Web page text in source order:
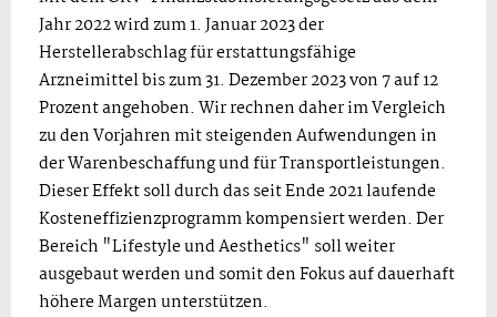
Jahr 2022 wird zum 1. Januar 2023 der
Herstellerabschlag für erstattungsfähige
Arzneimittel bis zum 31. Dezember 2023 von 7 auf 12
Prozent angehoben. Wir rechnen daher im Vergleich
zu den Vorjahren mit steigenden Aufwendungen in
der Warenbeschaffung und für Transportleistungen.
Dieser Effekt soll durch das seit Ende 2021 laufende
Kosteneffizienzprogramm kompensiert werden. Der
Bereich "Lifestyle und Aesthetics" soll weiter
ausgebaut werden und somit den Fokus auf dauerhaft
höhere Margen unterstützen.